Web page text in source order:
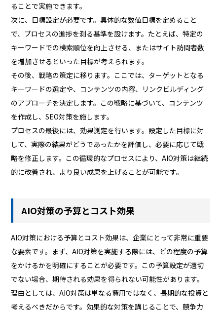
ることで実施できます。
次に、目標設定が必要です。具体的な数値目標を定めること
で、プロセスの進捗を測る基準を設けます。たとえば、特定の
キーワードでの検索順位を向上させる、またはサイト訪問者数
を増加させるといった目標が考えられます。
その後、戦略の策定に移ります。ここでは、ターゲットとなる
キーワードの選定や、コンテンツの内容、リンクビルディング
のアプローチを決定します。この戦略に基づいて、コンテンツ
を作成し、SEO対策を施します。
プロセスの最後には、効果測定を行います。設定した目標に対
して、実際の結果がどうであったかを評価し、必要に応じて戦
略を修正します。この循環的なプロセスにより、AIO対策は継続
的に改善され、より良い成果を上げることが可能です。
AIO対策の予算とコスト効果
AIO対策における予算とコスト効果は、企業にとって非常に重要
な要素です。まず、AIO対策を実施する際には、どの程度の予算
をかけるかを明確にすることが必要です。この予算設定が適切
でない場合、期待される効果を得られない可能性があります。
理由としては、AIO対策は単なる費用ではなく、長期的な投資と
考えるべきだからです。効果的な対策を講じることで、競争力